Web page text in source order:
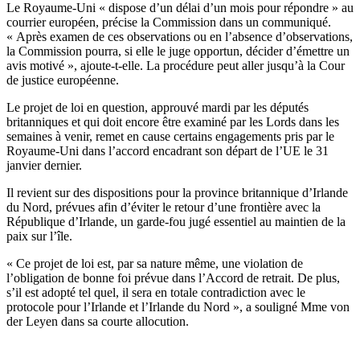
Le Royaume-Uni « dispose d’un délai d’un mois pour répondre » au
courrier européen, précise la Commission dans un communiqué.
« Après examen de ces observations ou en l’absence d’observations,
la Commission pourra, si elle le juge opportun, décider d’émettre un
avis motivé », ajoute-t-elle. La procédure peut aller jusqu’à la Cour
de justice européenne.
Le projet de loi en question, approuvé mardi par les députés
britanniques et qui doit encore être examiné par les Lords dans les
semaines à venir, remet en cause certains engagements pris par le
Royaume-Uni dans l’accord encadrant son départ de l’UE le 31
janvier dernier.
Il revient sur des dispositions pour la province britannique d’Irlande
du Nord, prévues afin d’éviter le retour d’une frontière avec la
République d’Irlande, un garde-fou jugé essentiel au maintien de la
paix sur l’île.
« Ce projet de loi est, par sa nature même, une violation de
l’obligation de bonne foi prévue dans l’Accord de retrait. De plus,
s’il est adopté tel quel, il sera en totale contradiction avec le
protocole pour l’Irlande et l’Irlande du Nord », a souligné Mme von
der Leyen dans sa courte allocution.